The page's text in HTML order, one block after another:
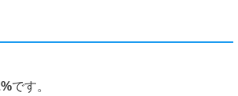
です。